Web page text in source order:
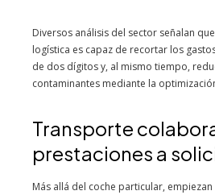
Diversos análisis del sector señalan
logística es capaz de recortar los
de dos dígitos y, al mismo tiempo,
contaminantes mediante la
Transporte
prestaciones a
Más allá del coche particular,